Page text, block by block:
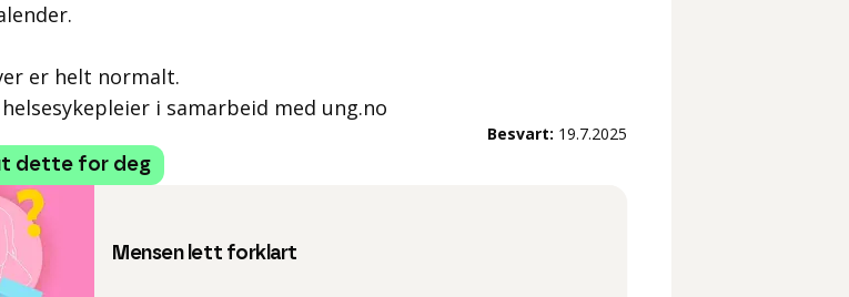
er helt normalt.
i samarbeid med ung.no
Besvart: 19.7.2025
dette for deg
Mensen lett forklart